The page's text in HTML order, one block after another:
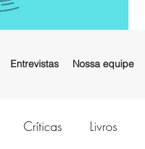
Entrevistas Nossa equipe
Críticas Livros